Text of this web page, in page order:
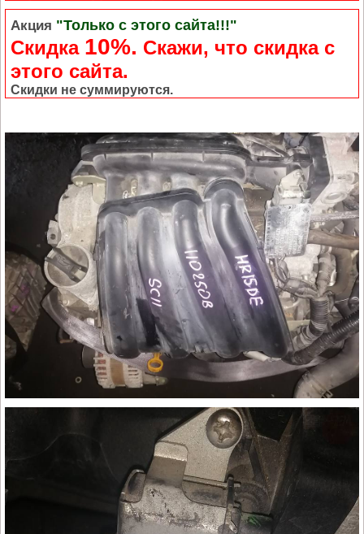
Акция "Только с этого сайта!!!"
Скидка 10%. Cкажи, что скидка с
этого сайта.
Скидки не суммируются.